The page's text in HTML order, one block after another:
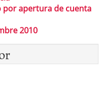
por apertura de cuenta
2010